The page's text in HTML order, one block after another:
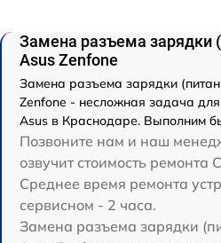
Замена разъема зарядки
Asus Zenfone
Замена разъема зарядки
Zenfone - несложная задача
Asus в Краснодаре. Выполним
Позвоните нам и наш
озвучит стоимость ремонта
Среднее время ремонта
сервисном - 2 часа.
Замена разъема зарядки